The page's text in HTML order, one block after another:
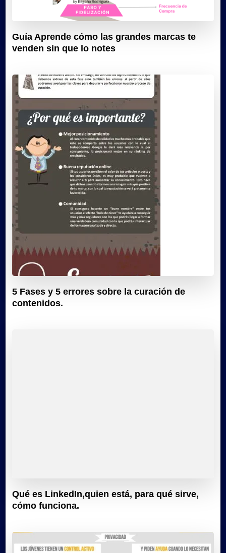
Guía Aprende cómo las grandes marcas te
venden sin que lo notes
5 Fases y 5 errores sobre la curación de
contenidos.
Qué es LinkedIn,quien está, para qué sirve,
cómo funciona.